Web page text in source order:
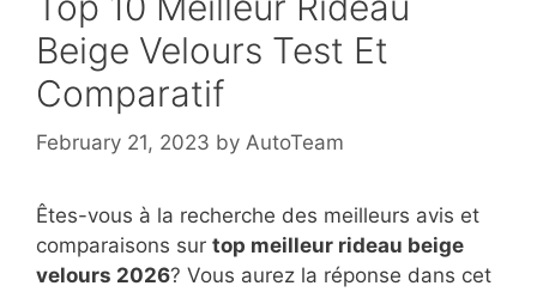
Beige Velours Test Et
Comparatif
February 21, 2023 by AutoTeam
Êtes-vous à la recherche des meilleurs avis et
comparaisons sur top meilleur rideau beige
velours 2026? Vous aurez la réponse dans cet